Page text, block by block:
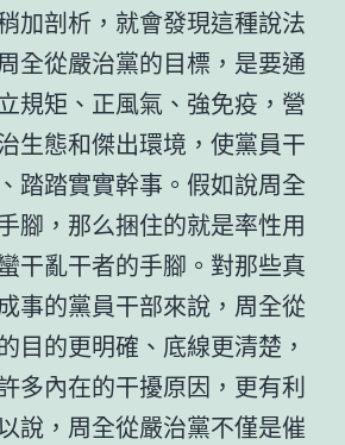
加剖析，就會發現這種說法
全從嚴治黨的目標，是要通
規矩、正風氣、強免疫，營
生態和傑出環境，使黨員干
踏踏實實幹事。假如說周全
腳，那么捆住的就是率性用
干亂干者的手腳。對那些真
事的黨員干部來說，周全從
目的更明確、底線更清楚，
多內在的干擾原因，更有利
說，周全從嚴治黨不僅是催